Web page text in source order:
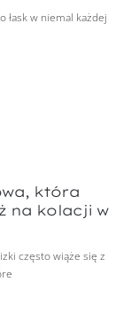
łask w niemal każdej
która
na kolacji w
często wiąże się z